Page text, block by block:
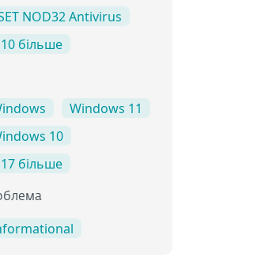
NOD32 Antivirus
більше
Windows 11
10
більше